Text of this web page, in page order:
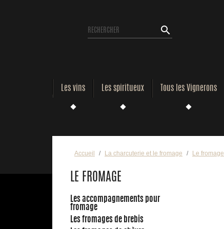
search
Les vins Les spiritueux Tous les Vignerons
Accueil La charcuterie et le fromage Le fromage
LE FROMAGE
Les accompagnements pour
fromage
Les fromages de brebis